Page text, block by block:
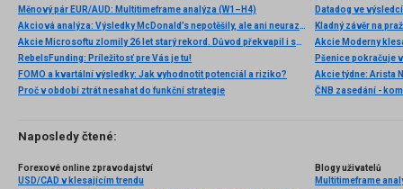
Měnový pár EUR/AUD: Multitimeframe analýza (W1–H4)
Akciová analýza: Výsledky McDonald’s nepotěšily, ale ani neurazily. Jakou vizi společnost prezentovala?
Akcie Microsoftu zlomily 26 let starý rekord. Důvod překvapil i samotné investory
RebelsFunding: Príležitosť pre Vás je tu!
FOMO a kvartální výsledky: Jak vyhodnotit potenciál a riziko?
Proč v období ztrát nesahat do funkční strategie
Kladný závěr na
ČNB zasedání -
Naposledy čtené:
Forexové online zpravodajství
USD/CAD v klesajícím trendu
Blogy uživatelů
Multitimeframe